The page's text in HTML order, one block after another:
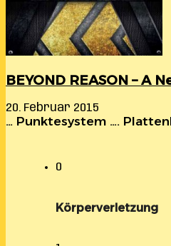
BEYOND REASON – A
20. Februar 2015
… Punktesystem ….
0
Körperverletzung